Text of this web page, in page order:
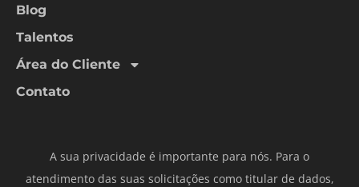
Blog
Talentos
Área do Cliente
Contato
A sua privacidade é importante para nós. Para o
atendimento das suas solicitações como titular de dados,